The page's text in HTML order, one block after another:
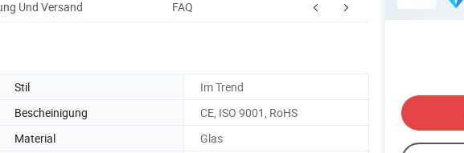
Und Versand FAQ
Stil
Im Trend
Bescheinigung
CE, ISO 9001, RoHS
Material
Glas